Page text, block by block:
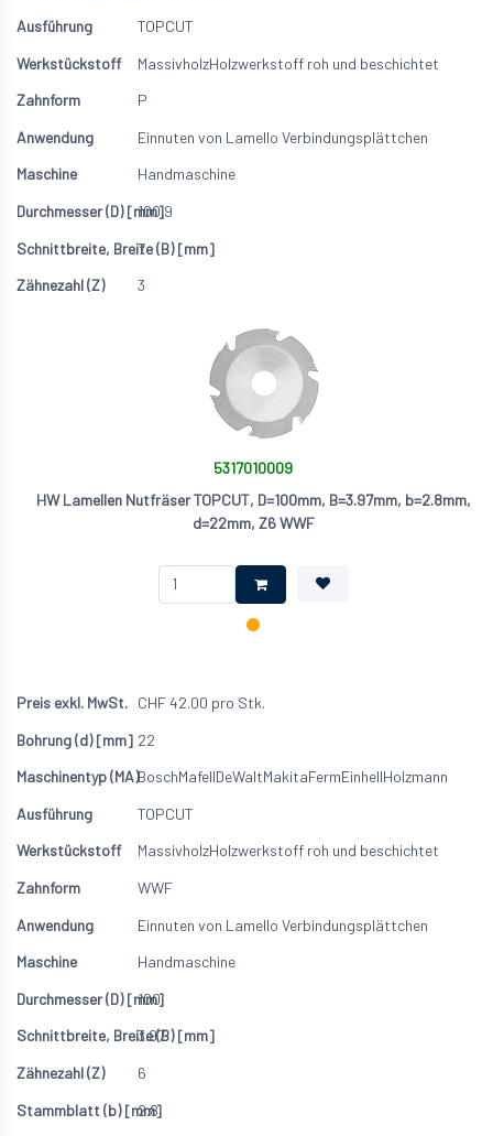
TOPCUT
MassivholzHolzwerkstoff roh und beschichtet
P
Einnuten von Lamello Verbindungsplättchen
Handmaschine
100.9
7
3
5317010009
HW Lamellen Nutfräser TOPCUT, D=100mm, B=3.97mm, b=2.8mm,
d=22mm, Z6 WWF
CHF42.00 pro Stk.
22
BoschMafellDeWaltMakitaFermEinhellHolzmann
TOPCUT
MassivholzHolzwerkstoff roh und beschichtet
WWF
Einnuten von Lamello Verbindungsplättchen
Handmaschine
100
3.97
6
2.8